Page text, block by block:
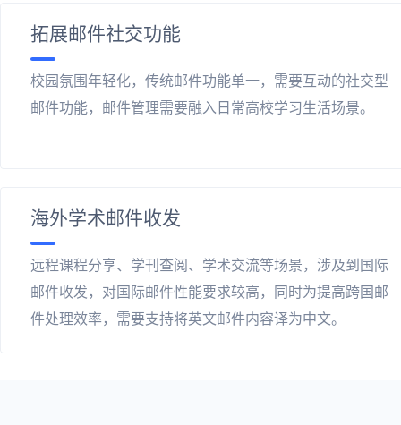
拓展邮件社交功能
校园氛围年轻化，传统邮件功能单一，需要互动的社交型
邮件功能，邮件管理需要融入日常高校学习生活场景。
海外学术邮件收发
远程课程分享、学刊查阅、学术交流等场景，涉及到国际
邮件收发，对国际邮件性能要求较高，同时为提高跨国邮
件处理效率，需要支持将英文邮件内容译为中文。